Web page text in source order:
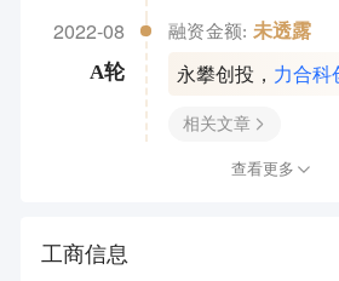
2022-08
A轮
融资金额: 未透露
永攀创投 ， 力合科
相关文章
查看更多
工商信息